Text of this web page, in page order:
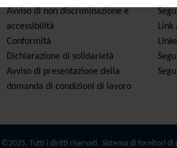
Avviso di non discriminazione e
accessibilità
Conformità
Dichiarazione di solidarietà
Avviso di presentazione della
domanda di condizioni di lavoro
Link
©2025. Tutti i diritti riservati. Sistema di fornitori di